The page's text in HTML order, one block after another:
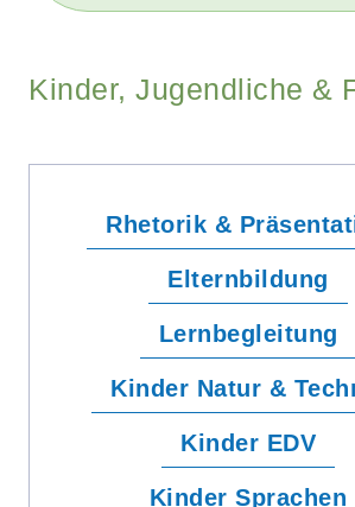
Kinder, Jugendliche &
Rhetorik &
Elternbildung
Lernbegleitung
Kinder Natur &
Kinder EDV
Kinder Sprachen